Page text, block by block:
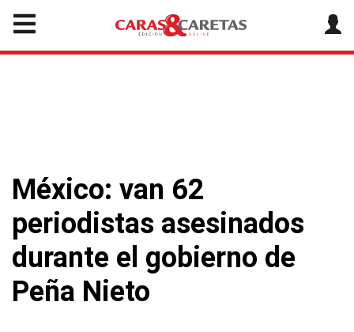
México: van 62
periodistas asesinados
durante el gobierno de
Peña Nieto